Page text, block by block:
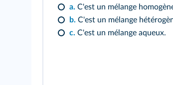
a. C'est un mélange
b. C'est un mélange
c. C'est un mélange aqueux.